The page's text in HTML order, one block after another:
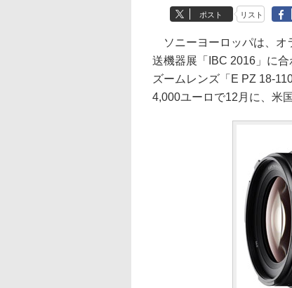
ポスト リスト
ソニーヨーロッパは、オ
送機器展「IBC 2016」に
ズームレンズ「E PZ 18-
4,000ユーロで12月に、米